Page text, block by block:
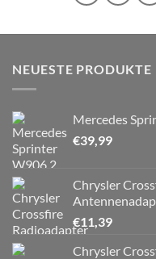
NEUESTE PRODUKTE
Mercedes
€39,99
Chrysler
€11,39
Chrysler